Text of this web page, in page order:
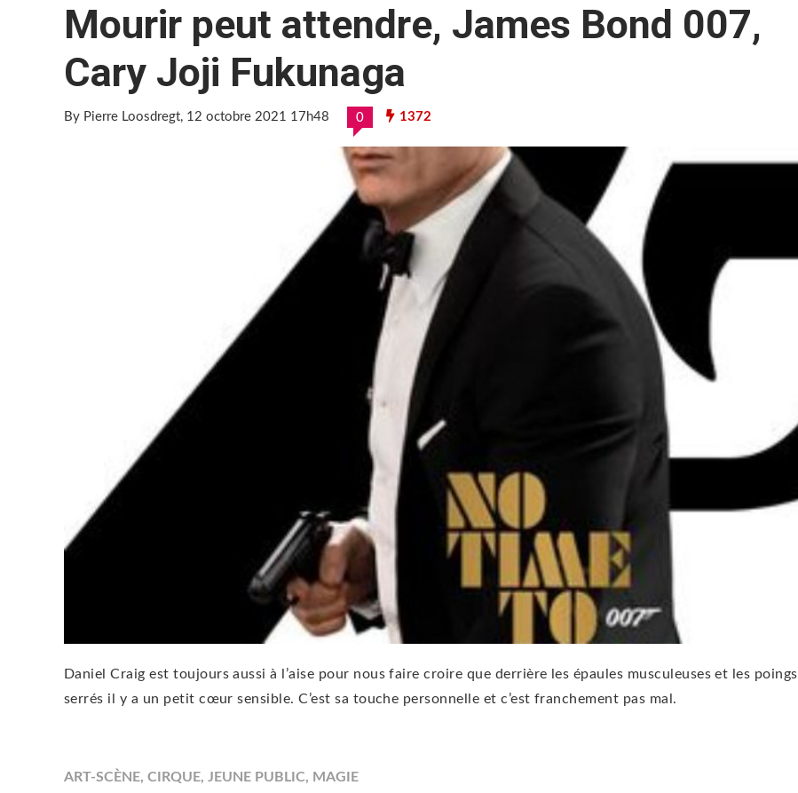
Mourir peut attendre, James Bond 007,
Cary Joji Fukunaga
By Pierre Loosdregt, 12 octobre 2021 17h48 0 1372
Daniel Craig est toujours aussi à l’aise pour nous faire croire que derrière les épaules musculeuses et les poings
serrés il y a un petit cœur sensible. C’est sa touche personnelle et c’est franchement pas mal.
ART-SCÈNE, CIRQUE, JEUNE PUBLIC, MAGIE